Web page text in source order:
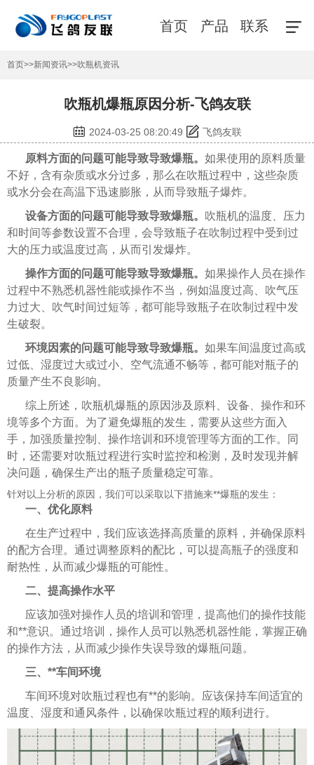
首页 产品 联系
首页>>新闻资讯>>吹瓶机资讯
吹瓶机爆瓶原因分析-飞鸽友联
2024-03-25 08:20:49 飞鸽友联
原料方面的问题可能导致导致爆瓶。 如果使用的原料质量
不好，含有杂质或水分过多，那么在吹瓶过程中，这些杂质
或水分会在高温下迅速膨胀，从而导致瓶子爆炸。
设备方面的问题可能导致导致爆瓶。 吹瓶机的温度、压力
和时间等参数设置不合理，会导致瓶子在吹制过程中受到过
大的压力或温度过高，从而引发爆炸。
操作方面的问题可能导致导致爆瓶。 如果操作人员在操作
过程中不熟悉机器性能或操作不当，例如温度过高、吹气压
力过大、吹气时间过短等，都可能导致瓶子在吹制过程中发
生破裂。
环境因素的问题可能导致导致爆瓶。 如果车间温度过高或
过低、湿度过大或过小、空气流通不畅等，都可能对瓶子的
质量产生不良影响。
综上所述，吹瓶机爆瓶的原因涉及原料、设备、操作和环
境等多个方面。为了避免爆瓶的发生，需要从这些方面入
手，加强质量控制、操作培训和环境管理等方面的工作。同
时，还需要对吹瓶过程进行实时监控和检测，及时发现并解
决问题，确保生产出的瓶子质量稳定可靠。
针对以上分析的原因，我们可以采取以下措施来**爆瓶的发生：
一、优化原料
在生产过程中，我们应该选择高质量的原料，并确保原料
的配方合理。通过调整原料的配比，可以提高瓶子的强度和
耐热性，从而减少爆瓶的可能性。
二、提高操作水平
应该加强对操作人员的培训和管理，提高他们的操作技能
和**意识。通过培训，操作人员可以熟悉机器性能，掌握正确
的操作方法，从而减少操作失误导致的爆瓶问题。
三、**车间环境
车间环境对吹瓶过程也有**的影响。应该保持车间适宜的
温度、湿度和通风条件，以确保吹瓶过程的顺利进行。